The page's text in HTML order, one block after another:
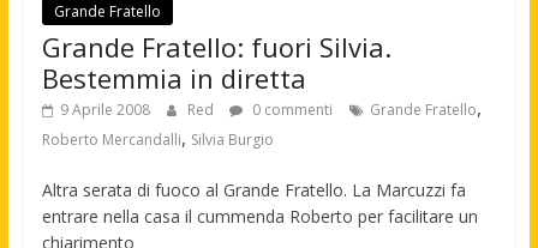
Grande Fratello
Grande Fratello: fuori Silvia.
Bestemmia in diretta
9 Aprile 2008 Red 0 commenti Grande Fratello,
Roberto Mercandalli, Silvia Burgio
Altra serata di fuoco al Grande Fratello. La Marcuzzi fa
entrare nella casa il cummenda Roberto per facilitare un
chiarimento